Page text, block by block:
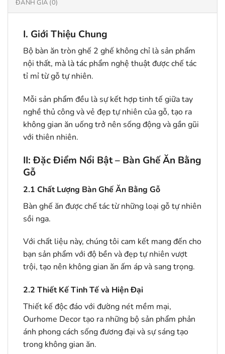
ĐÁNH GIÁ (0)
I. Giới Thiệu Chung
Bộ bàn ăn tròn ghế 2 ghế không chỉ là sản phẩm
nội thất, mà là tác phẩm nghệ thuật được chế tác
tỉ mỉ từ gỗ tự nhiên.
Mỗi sản phẩm đều là sự kết hợp tinh tế giữa tay
nghề thủ công và vẻ đẹp tự nhiên của gỗ, tạo ra
không gian ăn uống trở nên sống động và gần gũi
với thiên nhiên.
II: Đặc Điểm Nổi Bật – Bàn Ghế Ăn Bằng
Gỗ
2.1 Chất Lượng Bàn Ghế Ăn Bằng Gỗ
Bàn ghế ăn được chế tác từ những loại gỗ tự nhiên
sồi nga.
Với chất liệu này, chúng tôi cam kết mang đến cho
bạn sản phẩm với độ bền và đẹp tự nhiên vượt
trội, tạo nên không gian ăn ấm áp và sang trọng.
2.2 Thiết Kế Tinh Tế và Hiện Đại
Thiết kế độc đáo với đường nét mềm mại,
Ourhome Decor tạo ra những bộ sản phẩm phản
ánh phong cách sống đương đại và sự sáng tạo
trong không gian ăn.